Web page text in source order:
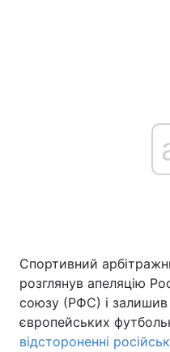
Спортивний
розглянув апеляцію
союзу (РФС) і залишив
європейських
відстороненні